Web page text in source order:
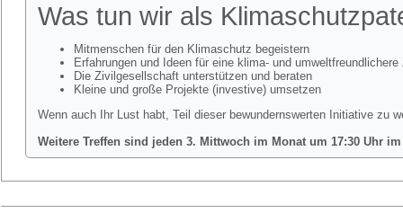
Was tun wir als
Mitmenschen für den Klimaschutz begeistern
Erfahrungen und Ideen für eine klima- und
Die Zivilgesellschaft unterstützen und beraten
Kleine und große Projekte (investive) umsetzen
Wenn auch Ihr Lust habt, Teil dieser bewundernswerten Initiative zu
Weitere Treffen sind jeden 3. Mittwoch im Monat um 17:30 Uhr